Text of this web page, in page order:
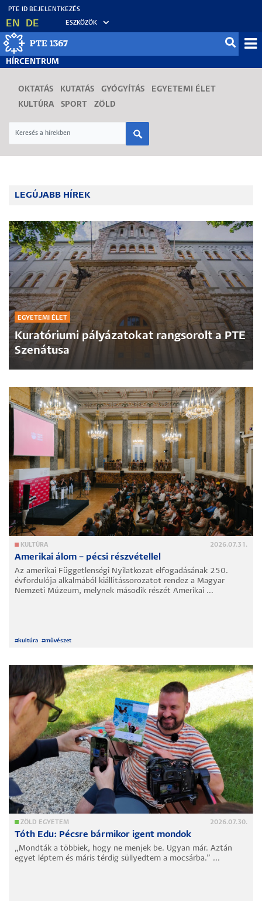
Ugrás
tartalomra
EN DE ESZKÖZÖK
HÍRCENTRUM
OKTATÁS KUTATÁS GYÓGYÍTÁS
EGYETEMI ÉLET
KULTÚRA
SPORT ZÖLD
LEGÚJABB HÍREK
EGYETEMI ÉLET
Kuratóriumi pályázatokat rangsorolt a PTE
Szenátusa
KULTÚRA 2026.07.31.
Amerikai álom – pécsi részvétellel
Az amerikai Függetlenségi Nyilatkozat elfogadásának 250.
évfordulója alkalmából kiállítássorozatot rendez a Magyar
Nemzeti Múzeum, melynek második részét Amerikai ...
# kultúra #művészet
ZÖLD EGYETEM 2026.07.30.
Tóth Edu: Pécsre bármikor igent mondok
„Mondták a többiek, hogy ne menjek be. Ugyan már. Aztán
egyet léptem és máris térdig süllyedtem a mocsárba.” ...